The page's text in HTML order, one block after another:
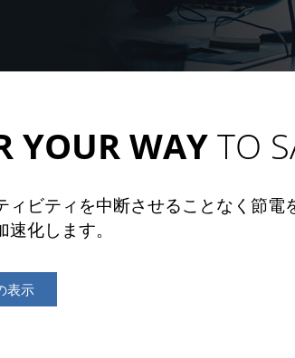
YOUR WAYTO
ィビティを中断させることなく節電
化します。
表示